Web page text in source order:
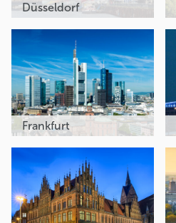
Düsseldorf
Frankfurt